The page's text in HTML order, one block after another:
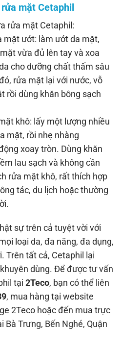
mặt Cetaphil
rửa mặt Cetaphil:
mặt ướt: làm ướt da mặt,
vừa đủ lên tay và xoa
cho dưỡng chất thấm sâu
rửa mặt lại với nước, vỗ
rồi dùng khăn bông sạch
khô: lấy một lượng nhiều
mặt, rồi nhẹ nhàng
xoay tròn. Dùng khăn
lau sạch và không cần
rửa mặt khô, rất thích hợp
tác, du lịch hoặc thường
sự trên cả tuyệt vời với
loại da, đa năng, đa dụng,
Trên tất cả, Cetaphil lại
dùng. Để được tư vấn
tại 2Teco, bạn có thể liên
, mua hàng tại website
2Teco hoặc đến mua trực
Bà Trưng, Bến Nghé, Quận